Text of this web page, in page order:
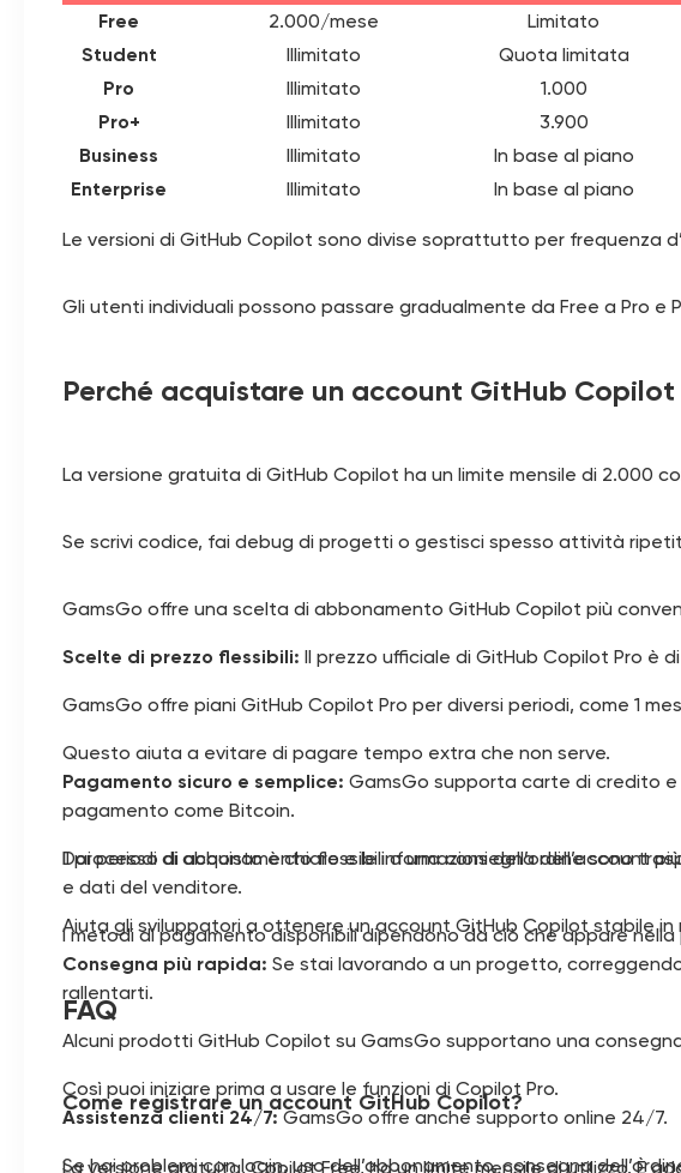
Free
2.000/mese Limitato
Student
Illimitato Quota limitata
Pro
Illimitato 1.000
Pro+
Illimitato 3.900
Business
Illimitato In base al piano
Enterprise
Illimitato In base al piano
Le versioni di GitHub Copilot sono divise soprattutto per frequenza
Gli utenti individuali possono passare gradualmente da Free a Pro e
Perché acquistare un account GitHub Copilot
La versione gratuita di GitHub Copilot ha un limite mensile di 2.000
Se scrivi codice, fai debug di progetti o gestisci spesso attività
GamsGo offre una scelta di abbonamento GitHub Copilot più
Scelte di prezzo flessibili: Il prezzo ufficiale di GitHub Copilot Pro è
GamsGo offre piani GitHub Copilot Pro per diversi periodi, come 1
Questo aiuta a evitare di pagare tempo extra che non serve.
Pagamento sicuro e semplice: GamsGo supporta carte di credito
pagamento come Bitcoin.
Il processo di acquisto è chiaro e le informazioni dell’ordine sono
e dati del venditore.
I metodi di pagamento disponibili dipendono da ciò che appare
Consegna più rapida: Se stai lavorando a un progetto,
rallentarti.
Alcuni prodotti GitHub Copilot su GamsGo supportano una
Così puoi iniziare prima a usare le funzioni di Copilot Pro.
Assistenza clienti 24/7:GamsGo offre anche supporto online 24/7.
Se hai problemi con login, uso dell’abbonamento, consegna
Dai periodi di abbonamento flessibili a una consegna dell’account
Aiuta gli sviluppatori a ottenere un account GitHub Copilot stabile in
FAQ
Come registrare un account GitHub Copilot?
La versione gratuita, Copilot Free, ha un limite mensile di utilizzo. È